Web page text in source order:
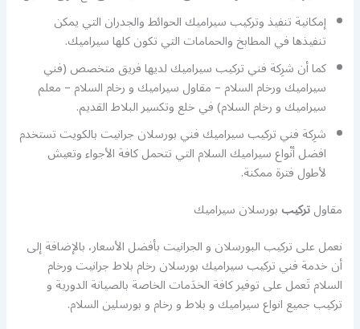
إمكانية تنفيذ وتركيب سيراميك الحوائط والجدران التي يمكن
تنفيذها في المطابخ والحمامات التي تكون كلها سيراميك.
كما أن شرِكة فني تركيب سيراميك لديها فريق متخصص (فني
سيراميك ورخام السلام – مقاول سيراميك و رخام السلام – معلم
سيراميك و رخام السلام) في خلع وتكسير البلاط القديم.
شرِكة فني تركيب سيراميك فني بورسلان جرانيت بالكويت تستخدم
افضل أنْواع سيراميك السلام التي تتحمل كافة الأجواء وتعيش
لأطول فترة ممكنة.
مقاولتركيببورسلان سيراميك
نعمل على تركيب البورسلان و الجرانيت بأفضل الأسعار، بالإضافة إلى
أن خدمة فني تركيب سيراميك بورسلان رخام بلاط جرانيت ورخام
السلام تَعمل على توفير كافة الخدَمات الخاصة بالصيانة الدورية و
تركيب جميع انواع سيراميك و بلاط و رخام و بورسلين السلام.